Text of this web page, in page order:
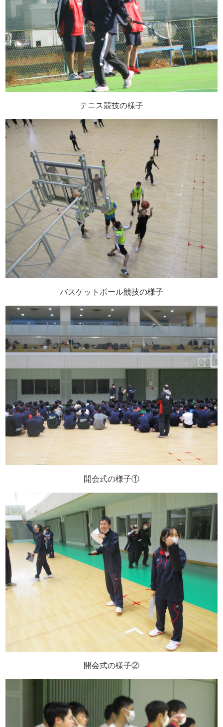
テニス競技の様子
バスケットボール競技の様子
開会式の様子①
開会式の様子②